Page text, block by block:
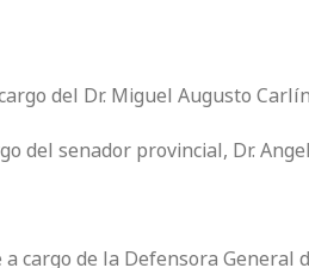
del Dr. Miguel Augusto
del senador provincial, Dr.
a cargo de la Defensora